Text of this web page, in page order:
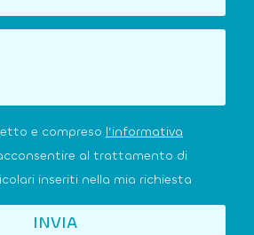
e compreso l’informativa
al trattamento di
inseriti nella mia richiesta
INVIA